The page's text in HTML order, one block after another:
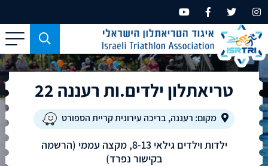
כפתור
משמש
עבור
מכשירים
בעלי
מסך
טריאתלון ילדים.ות רעננה 22
מקום: רעננה, בריכה עירונית קריית הספורט
ילדות וילדים גילאי 8-13, מקצה עממי (הרשמה
בקישור נפרד)